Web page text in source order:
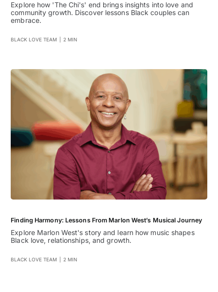
Explore how 'The Chi's' end brings insights into love and
community growth. Discover lessons Black couples can
embrace.
BLACK LOVE TEAM 2 MIN
Finding Harmony: Lessons From Marlon West’s Musical Journey
Explore Marlon West's story and learn how music shapes
Black love, relationships, and growth.
BLACK LOVE TEAM 2 MIN